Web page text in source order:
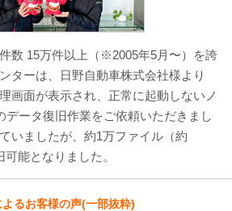
数 15万件以上（※2005年5月〜）を誇
ターは、日野自動車株式会社様より
画面が表示され、正常に起動しないノ
データ復旧作業をご依頼いただきまし
いましたが、約1万ファイル（約
能となりました。
るお客様の声(一部抜粋)
ウソ？ホント？
ーク認定
認証
基づく表記
概要